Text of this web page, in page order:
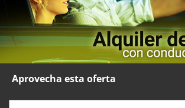
Aprovecha esta oferta